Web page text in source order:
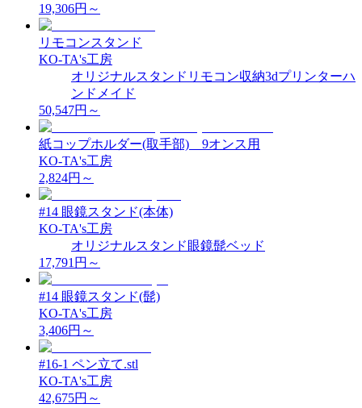
19,306円～
リモコンスタンド
KO-TA's工房
オリジナルスタンド リモコン収納3dプリンターハ
ンドメイド
50,547円～
紙コップホルダー(取手部) 9オンス用
KO-TA's工房
2,824円～
#14 眼鏡スタンド(本体)
KO-TA's工房
オリジナルスタンド 眼鏡髭ベッド
17,791 円～
#14 眼鏡スタンド(髭)
KO-TA's工房
3,406円～
#16-1 ペン立て.stl
KO-TA's工房
42,675円～